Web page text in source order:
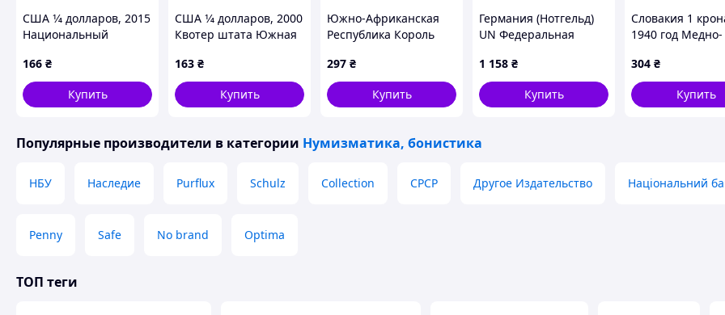
США 1⁄4 долларов, 2015
Национальный
No347
166 ₴
Купить
США 1⁄4 долларов, 2000
Квотер штата Южная
163 ₴
Купить
Южно-Африканская
Республика Король
год No3977
297 ₴
Купить
Германия (Нотгельд)
UN Федеральная
пфенигов, 1921
Sachsen. Диаметр 19
мм Фарфора, 1.5g, ø
1 158 ₴
Купить
Словакия 1
1940 год Медно-
ø 22mm No3725
304 ₴
Купить
Популярные производители в категории Нумизматика, бонистика
НБУ Наследие Purflux Schulz Collection СРСР Другое Издательство Національний
Penny Safe No brand Optima
ТОП теги